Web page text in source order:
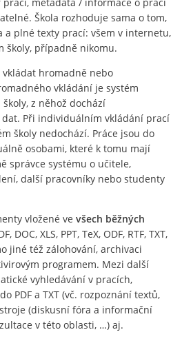
Škola rozhoduje sama o tom,
plné texty prací: všem v internetu,
školy, případně nikomu.
vkládat hromadně nebo
vkládání je systém
z něhož dochází
Při individuálním vkládání prací
školy nedochází. Práce jsou do
osobami, které k tomu mají
správce systému o učitele,
další pracovníky nebo studenty
vložené ve všech běžných
DOC, XLS, PPT, TeX, ODF, RTF, TXT,
jiné též zálohování, archivaci
programem. Mezi další
vyhledávání v pracích,
PDF a TXT (vč. rozpoznání textů,
(diskusní fóra a informační
v této oblasti, …) aj.